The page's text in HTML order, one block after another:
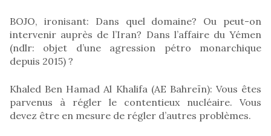
BOJO, ironisant: Dans quel domaine? Ou peut-on
intervenir auprès de l’Iran? Dans l’affaire du Yémen
(ndlr: objet d’une agression pétro monarchique
depuis 2015) ?
Khaled Ben Hamad Al Khalifa (AE Bahreïn): Vous êtes
parvenus à régler le contentieux nucléaire. Vous
devez être en mesure de régler d’autres problèmes.